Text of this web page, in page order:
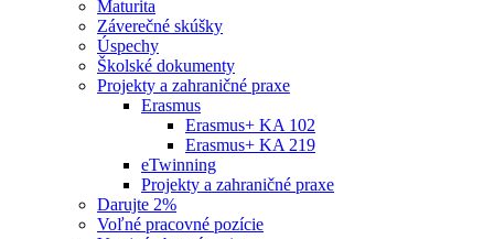
Maturita
Záverečné skúšky
Úspechy
Školské dokumenty
Projekty a zahraničné praxe
Erasmus
Erasmus+ KA 102
Erasmus+ KA 219
eTwinning
Projekty a zahraničné praxe
Darujte 2%
Voľné pracovné pozície